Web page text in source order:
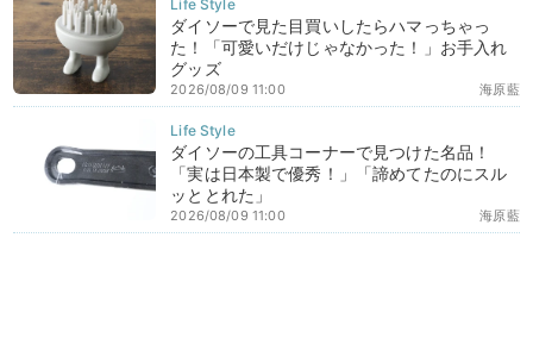
ダイソーで見た目買いしたらハマっちゃっ
た！「可愛いだけじゃなかった！」お手入れ
グッズ
海原藍
2026/08/09 11:00
ダイソーの工具コーナーで見つけた名品！
「実は日本製で優秀！」「諦めてたのにスル
ッととれた」
海原藍
2026/08/09 11:00